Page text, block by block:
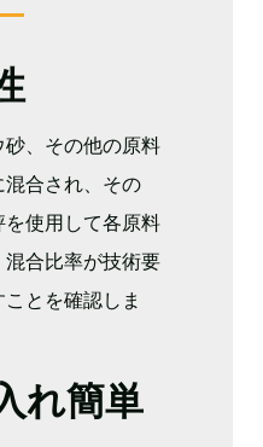
砂、その他の原料
混合され、その
を使用して各原料
混合比率が技術要
とを確認しま
れ簡単